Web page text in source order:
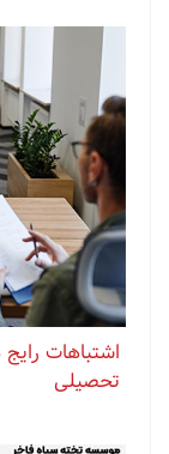
اشتباهات
تحصیلی